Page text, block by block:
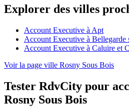
Explorer des villes
Account Executive à Apt
Account Executive à Bellegarde
Account Executive à Caluire et
Voir la page ville Rosny Sous Bois
Tester RdvCity pour
Rosny Sous Bois